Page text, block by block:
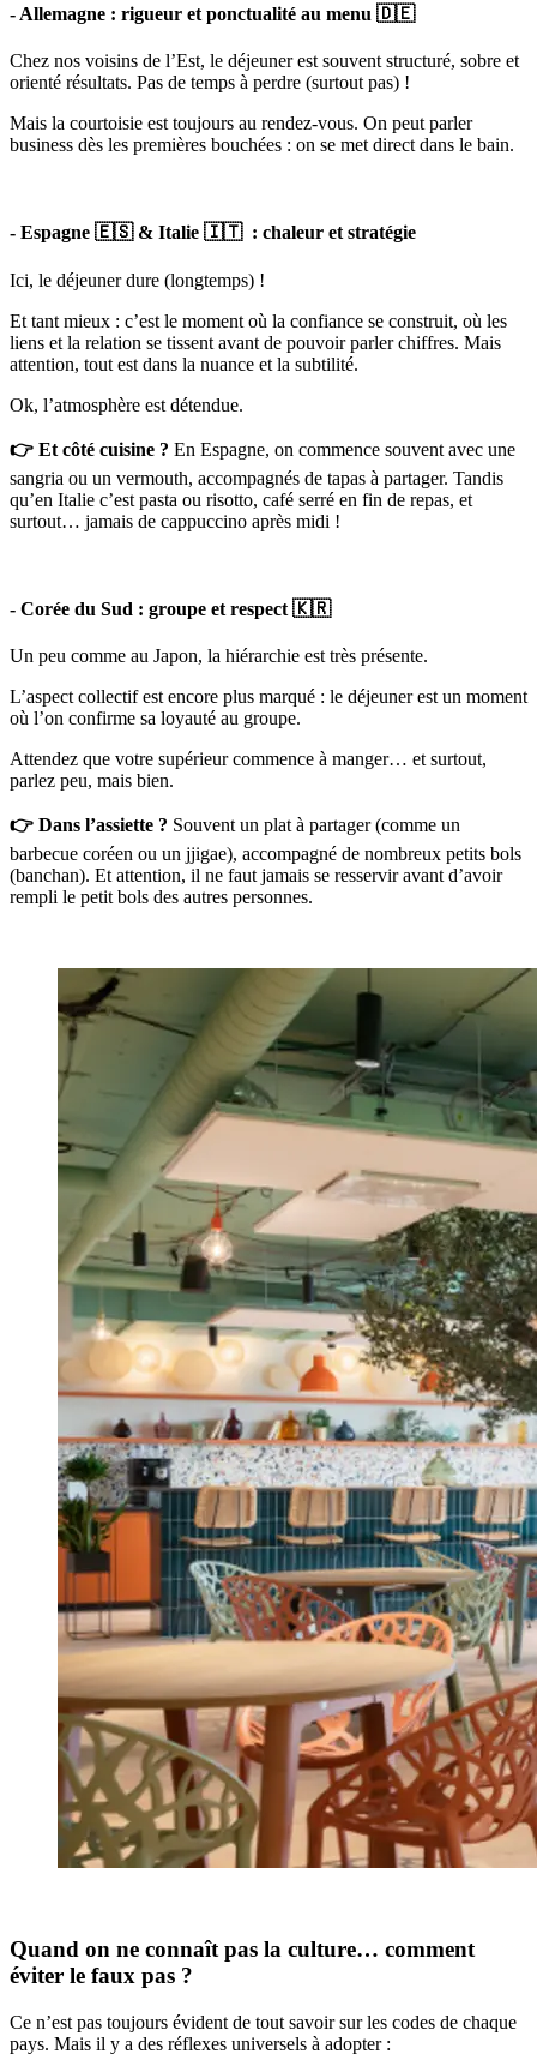
- Allemagne : rigueur et ponctualité au menu 🇩🇪
Chez nos voisins de l’Est, le déjeuner est souvent structuré, sobre et
orienté résultats. Pas de temps à perdre (surtout pas) !
Mais la courtoisie est toujours au rendez-vous. On peut parler
business dès les premières bouchées : on se met direct dans le bain.
- Espagne 🇪🇸 & Italie 🇮🇹 : chaleur et stratégie
Ici, le déjeuner dure (longtemps) !
Et tant mieux : c’est le moment où la confiance se construit, où les
liens et la relation se tissent avant de pouvoir parler chiffres. Mais
attention, tout est dans la nuance et la subtilité.
Ok, l’atmosphère est détendue.
👉 Et côté cuisine ? En Espagne, on commence souvent avec une
sangria ou un vermouth, accompagnés de tapas à partager. Tandis
qu’en Italie c’est pasta ou risotto, café serré en fin de repas, et
surtout… jamais de cappuccino après midi !
- Corée du Sud : groupe et respect 🇰🇷
Un peu comme au Japon, la hiérarchie est très présente.
L’aspect collectif est encore plus marqué : le déjeuner est un moment
où l’on confirme sa loyauté au groupe.
Attendez que votre supérieur commence à manger… et surtout,
parlez peu, mais bien.
👉 Dans l’assiette ? Souvent un plat à partager (comme un
barbecue coréen ou un jjigae), accompagné de nombreux petits bols
(banchan). Et attention, il ne faut jamais se resservir avant d’avoir
rempli le petit bols des autres personnes.
Quand on ne connaît pas la culture… comment
éviter le faux pas ?
Ce n’est pas toujours évident de tout savoir sur les codes de chaque
pays. Mais il y a des réflexes universels à adopter :